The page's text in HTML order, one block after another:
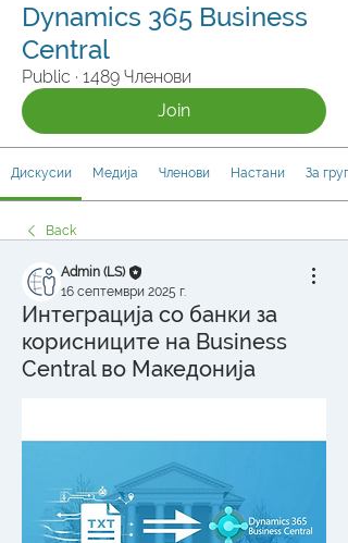
Dynamics 365 Business
Central
Public · 1489 Членови
Join
Дискусии Медија Членови Настани За
Back
Admin (LS)
16 септември 2025 г.
Интеграција со банки за
корисниците на Business
Central во Македонија